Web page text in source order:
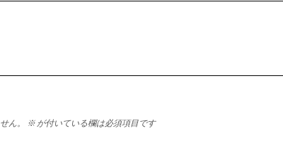
ん。 ※ が付いている欄は必須項目です